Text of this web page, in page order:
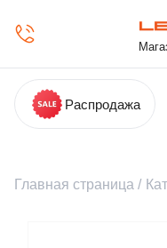
Распродажа
Главная страница /